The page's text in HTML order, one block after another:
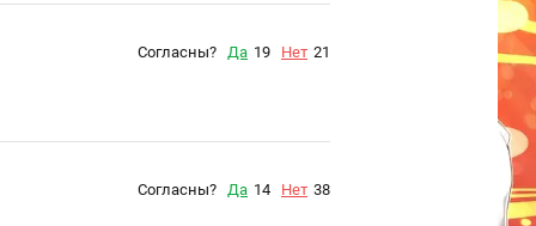
Согласны? Да 19 Нет 21
Согласны? Да 14 Нет 38